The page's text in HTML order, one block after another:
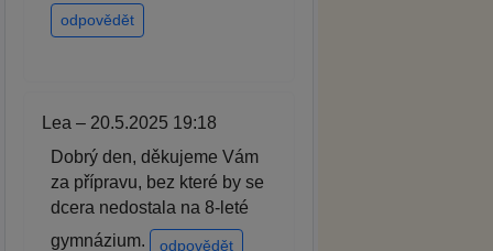
odpovědět
Lea – 20.5.2025 19:18
Dobrý den, děkujeme Vám
za přípravu, bez které by se
dcera nedostala na 8-leté
gymnázium.
odpovědět